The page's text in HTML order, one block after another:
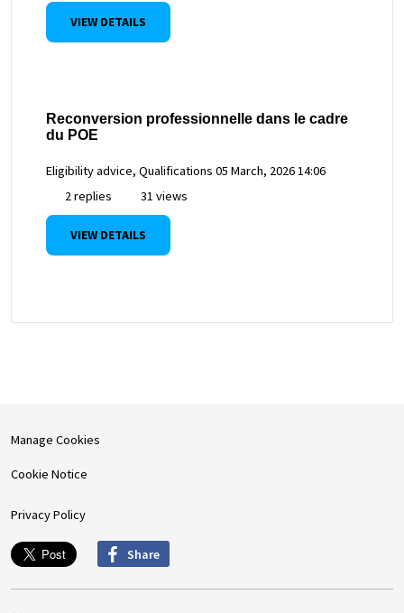
VIEW DETAILS
Reconversion professionnelle dans le cadre
du POE
Eligibility advice, Qualifications 05 March, 2026 14:06
2 replies
31 views
VIEW DETAILS
Manage Cookies
Cookie Notice
Privacy Policy
Share